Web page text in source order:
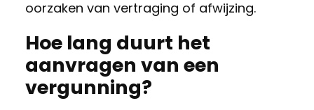
oorzaken van vertraging of afwijzing.
Hoe lang duurt het
aanvragen van een
vergunning?